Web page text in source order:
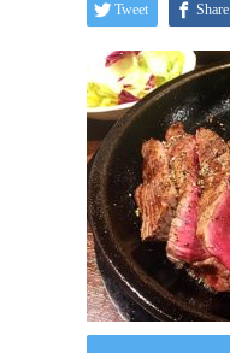
Tweet Share